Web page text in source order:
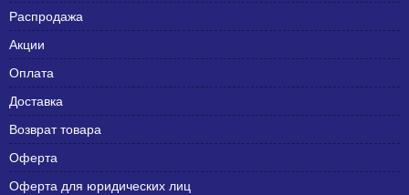
Распродажа
Акции
Оплата
Доставка
Возврат товара
Оферта
Оферта для юридических лиц